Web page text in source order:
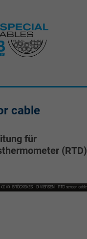
cable
für
(RTD)